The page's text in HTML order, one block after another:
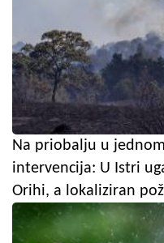
Na priobalju u
intervencija: U Istri
Orihi, a lokaliziran